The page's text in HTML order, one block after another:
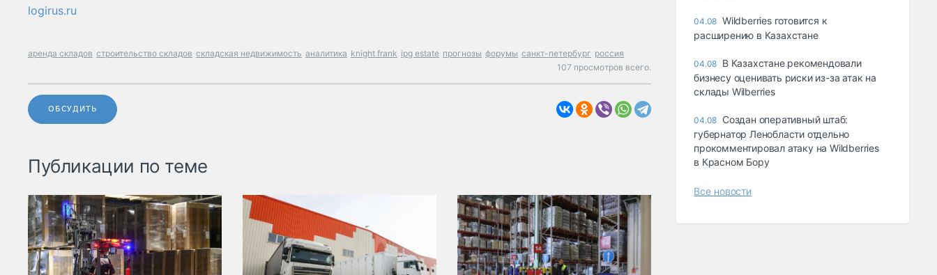
logirus.ru
аренда складов строительство складов складская недвижимость аналитика knight frank ipg estate прогнозы форумы санкт-петербург россия
107 просмотров всего.
ОБСУДИТЬ
Публикации по теме
04.08 Wildberries готовится к
расширению в Казахстане
04.08 В Казахстане рекомендовали
бизнесу оценивать риски из-за атак на
склады Wilberries
04.08 Создан оперативный штаб:
губернатор Ленобласти отдельно
прокомментировал атаку на Wildberries
в Красном Бору
Все новости